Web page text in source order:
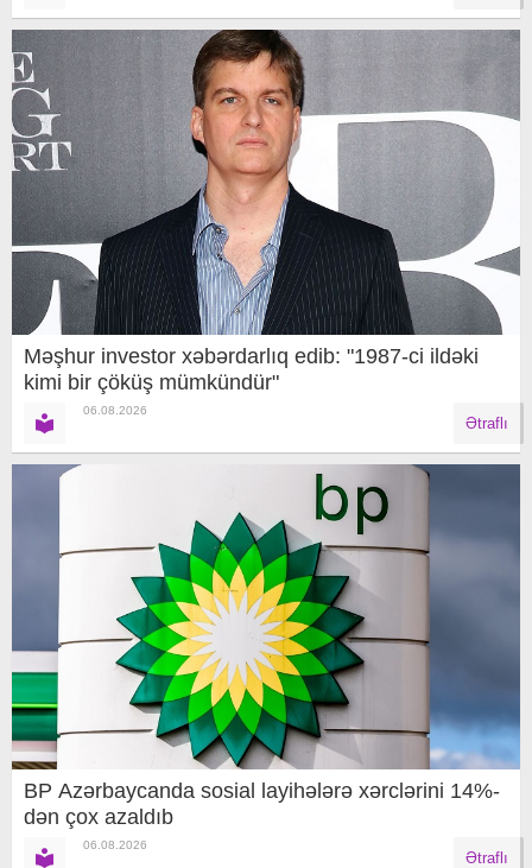
Məşhur investor xəbərdarlıq edib: "1987-ci ildəki
kimi bir çöküş mümkündür"
06.08.2026
Ətraflı
BP Azərbaycanda sosial layihələrə xərclərini 14%-
dən çox azaldıb
06.08.2026
Ətraflı